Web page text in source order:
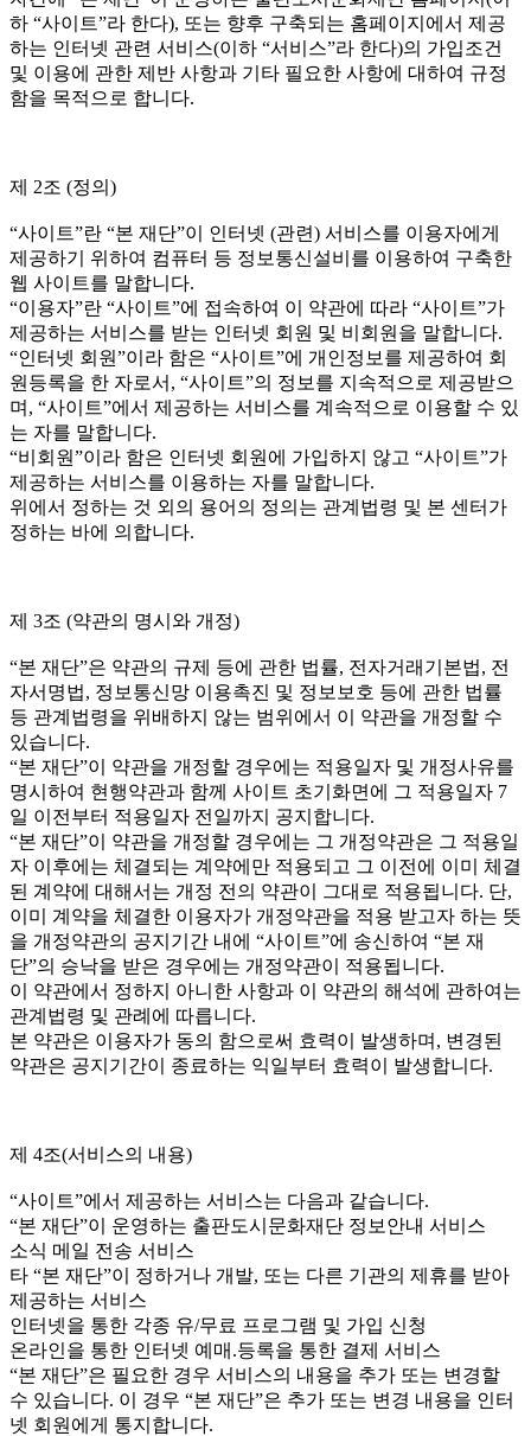
하 “사이트”라 한다), 또는 향후 구축되는 홈페이지에서 제공
하는 인터넷 관련 서비스(이하 “서비스”라 한다)의 가입조건
및 이용에 관한 제반 사항과 기타 필요한 사항에 대하여 규정
함을 목적으로 합니다.
제 2조 (정의)
“사이트”란 “본 재단”이 인터넷 (관련) 서비스를 이용자에게
제공하기 위하여 컴퓨터 등 정보통신설비를 이용하여 구축한
웹 사이트를 말합니다.
“이용자”란 “사이트”에 접속하여 이 약관에 따라 “사이트”가
제공하는 서비스를 받는 인터넷 회원 및 비회원을 말합니다.
“인터넷 회원”이라 함은 “사이트”에 개인정보를 제공하여 회
원등록을 한 자로서, “사이트”의 정보를 지속적으로 제공받으
며, “사이트”에서 제공하는 서비스를 계속적으로 이용할 수 있
는 자를 말합니다.
“비회원”이라 함은 인터넷 회원에 가입하지 않고 “사이트”가
제공하는 서비스를 이용하는 자를 말합니다.
위에서 정하는 것 외의 용어의 정의는 관계법령 및 본 센터가
정하는 바에 의합니다.
제 3조 (약관의 명시와 개정)
“본 재단”은 약관의 규제 등에 관한 법률, 전자거래기본법, 전
자서명법, 정보통신망 이용촉진 및 정보보호 등에 관한 법률
등 관계법령을 위배하지 않는 범위에서 이 약관을 개정할 수
있습니다.
“본 재단”이 약관을 개정할 경우에는 적용일자 및 개정사유를
명시하여 현행약관과 함께 사이트 초기화면에 그 적용일자 7
일 이전부터 적용일자 전일까지 공지합니다.
“본 재단”이 약관을 개정할 경우에는 그 개정약관은 그 적용일
자 이후에는 체결되는 계약에만 적용되고 그 이전에 이미 체결
된 계약에 대해서는 개정 전의 약관이 그대로 적용됩니다. 단,
이미 계약을 체결한 이용자가 개정약관을 적용 받고자 하는 뜻
을 개정약관의 공지기간 내에 “사이트”에 송신하여 “본 재
단”의 승낙을 받은 경우에는 개정약관이 적용됩니다.
이 약관에서 정하지 아니한 사항과 이 약관의 해석에 관하여는
관계법령 및 관례에 따릅니다.
본 약관은 이용자가 동의 함으로써 효력이 발생하며, 변경된
약관은 공지기간이 종료하는 익일부터 효력이 발생합니다.
제 4조(서비스의 내용)
“사이트”에서 제공하는 서비스는 다음과 같습니다.
“본 재단”이 운영하는 출판도시문화재단 정보안내 서비스
소식 메일 전송 서비스
타 “본 재단”이 정하거나 개발, 또는 다른 기관의 제휴를 받아
제공하는 서비스
인터넷을 통한 각종 유/무료 프로그램 및 가입 신청
온라인을 통한 인터넷 예매.등록을 통한 결제 서비스
“본 재단”은 필요한 경우 서비스의 내용을 추가 또는 변경할
수 있습니다. 이 경우 “본 재단”은 추가 또는 변경 내용을 인터
넷 회원에게 통지합니다.